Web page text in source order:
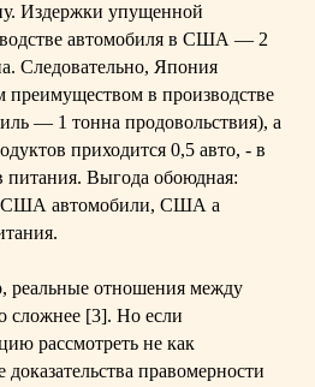
Издержки упущенной
автомобиля в США — 2
Следовательно, Япония
преимуществом в производстве
— 1 тонна продовольствия), а
приходится 0,5 авто, - в
питания. Выгода обоюдная:
США автомобили, США а
реальные отношения между
сложнее [3]. Но если
рассмотреть не как
доказательства правомерности